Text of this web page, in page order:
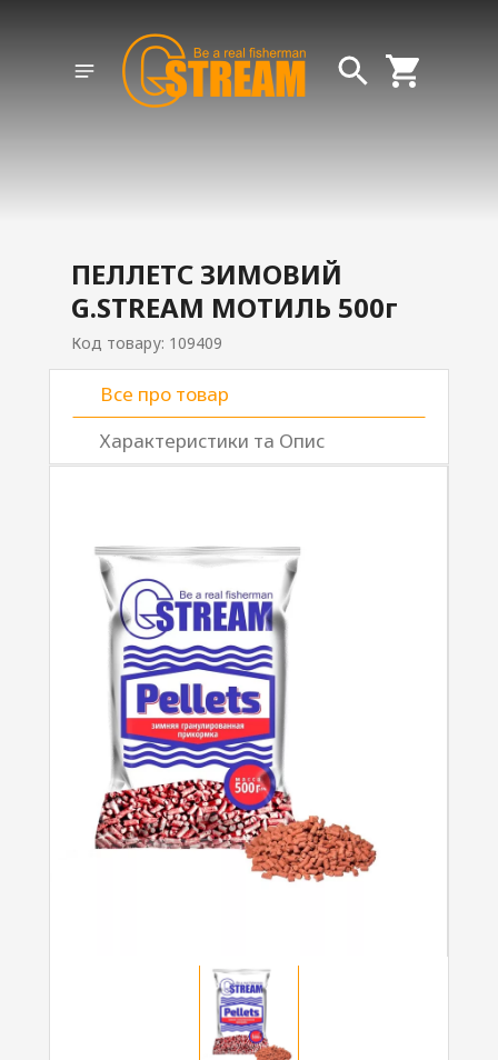
ПЕЛЛЕТС ЗИМОВИЙ
G.STREAM МОТИЛЬ 500г
Код товару: 109409
Все про товар
Характеристики та Опис